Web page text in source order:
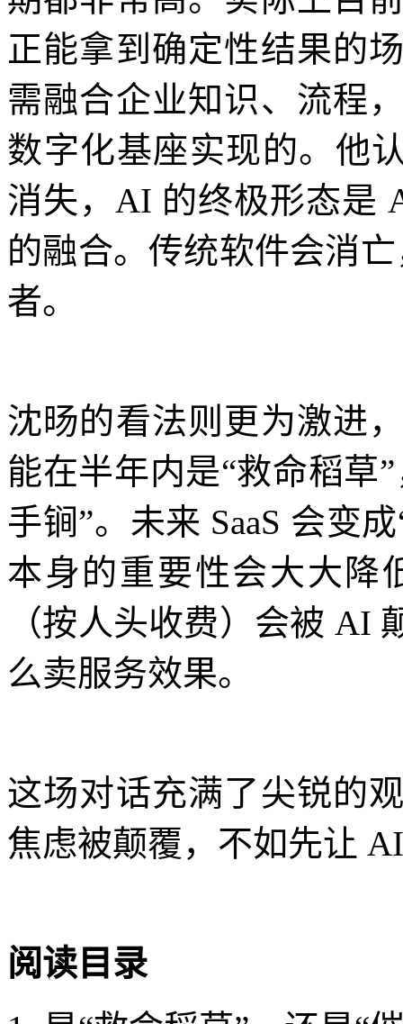
正能拿到确定性结果的
需融合企业知识、流程
数字化基座实现的。他
消失，AI 的终极形态是
的融合。传统软件会消
者。
沈旸的看法则更为激进
能在半年内是“救命稻草
手锏”。未来 SaaS 会变成
本身的重要性会大大降
（按人头收费）会被 AI
么卖服务效果。
这场对话充满了尖锐的
焦虑被颠覆，不如先让
阅读目录